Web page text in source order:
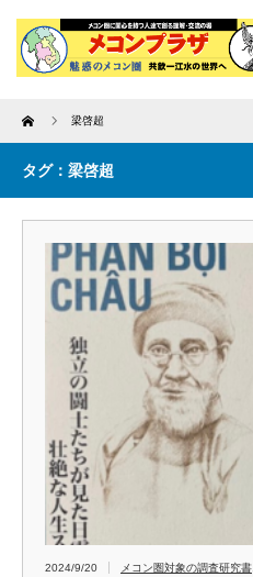
Home 梁啓超
タグ：梁啓超
2024/9/20 メコン圏対象の調査研究書